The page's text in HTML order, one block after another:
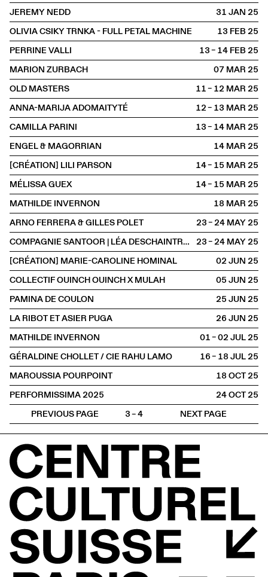
JEREMY NEDD
31 JAN2025
OLIVIA CSIKY TRNKA - FULL PETAL MACHINE
13 FEB2025
PERRINE VALLI
13 – 14 FEB2025
MARION ZURBACH
07 MAR2025
OLD MASTERS
11 – 12 MAR2025
ANNA-MARIJA ADOMAITYTÉ
12 – 13 MAR2025
CAMILLA PARINI
13 – 14 MAR2025
ENGEL & MAGORRIAN
14 MAR2025
[CRÉATION] LILI PARSON
14 – 15 MAR2025
MÉLISSA GUEX
14 – 15 MAR2025
MATHILDE INVERNON
18 MAR2025
ARNO FERRERA & GILLES POLET
23 – 24 MAY2025
COMPAGNIE SANTOOR | LÉA DESCHAINTRES & ILARIO SANTORO
23 – 24 MAY2025
[CRÉATION] MARIE-CAROLINE HOMINAL
02 JUN2025
COLLECTIF OUINCH OUINCH X MULAH
05 JUN2025
PAMINA DE COULON
25 JUN2025
LA RIBOT ET ASIER PUGA
26 JUN2025
MATHILDE INVERNON
01 – 02 JUL2025
GÉRALDINE CHOLLET / CIE RAHU LAMO
16 – 18 JUL2025
MAROUSSIA POURPOINT
18 OCT2025
PERFORMISSIMA 2025
24 OCT2025
PREVIOUS PAGE
3 – 4 NEXT PAGE